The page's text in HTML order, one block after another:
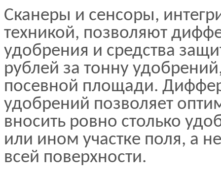
Сканеры и сенсоры,
техникой, позволяют
удобрения и средства
рублей за тонну
посевной площади.
удобрений позволяет
вносить ровно столько
или ином участке поля, а
всей поверхности.